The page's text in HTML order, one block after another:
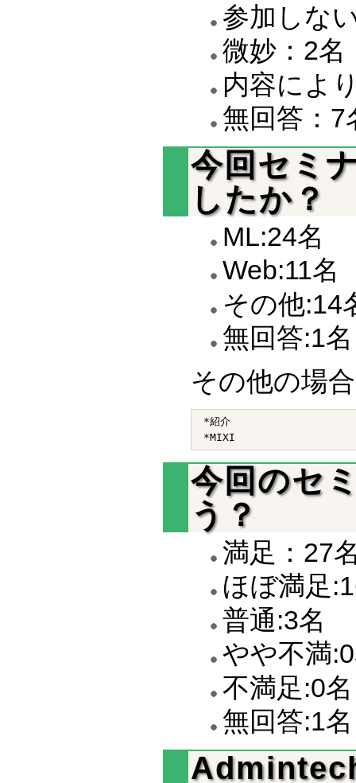
参加しな
微妙：2名
内容によ
無回答：7
今回セミ
したか？
ML:24名
Web:11名
その他:14
無回答:1名
その他の場
*紹介
今回のセ
う？
満足：27
ほぼ満足
普通:3名
やや不満
不満足:0名
無回答:1名